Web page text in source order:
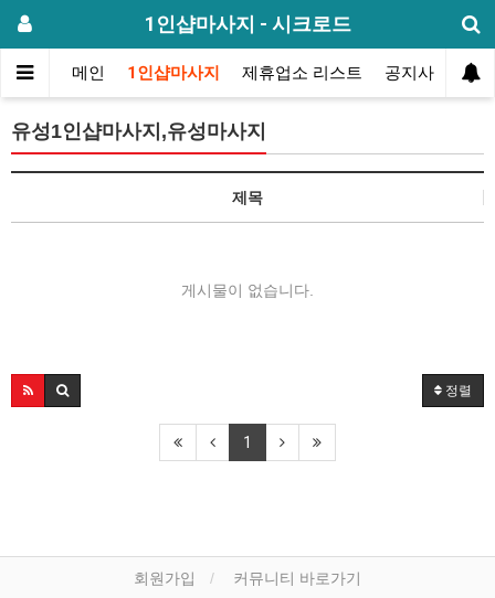
1인샵마사지 - 시크로드
메인 1인샵마사지 제휴업소 리스트 공지사항 방
유성1인샵마사지,유성마사지
제목
게시물이 없습니다.
정렬
1
회원가입 커뮤니티 바로가기